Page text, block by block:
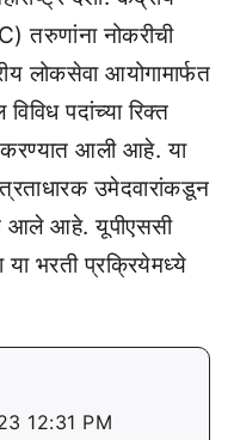
तरुणांना नोकरीची
आयोगामार्फत
पदांच्या रिक्त
करण्यात आली आहे. या
उमेदवारांकडून
आले आहे. यूपीएससी
भरती प्रक्रियेमध्ये
12:31 PM